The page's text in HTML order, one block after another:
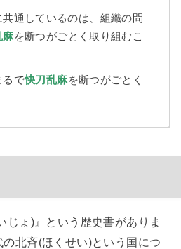
通しているのは、組織の問
麻を断つがごとく取り組むこ
るで快刀乱麻を断つがごとく
じょ)』という歴史書がありま
北斉(ほくせい)という国につ